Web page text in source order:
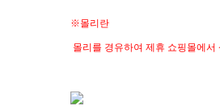
※몰리란
몰리를 경유하여 제휴 쇼핑몰에